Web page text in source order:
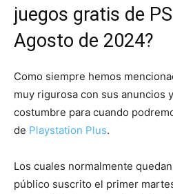
juegos gratis de
Agosto de 2024?
Como siempre hemos
muy rigurosa con sus anuncios
costumbre para cuando
de Playstation Plus.
Los cuales normalmente
público suscrito el primer